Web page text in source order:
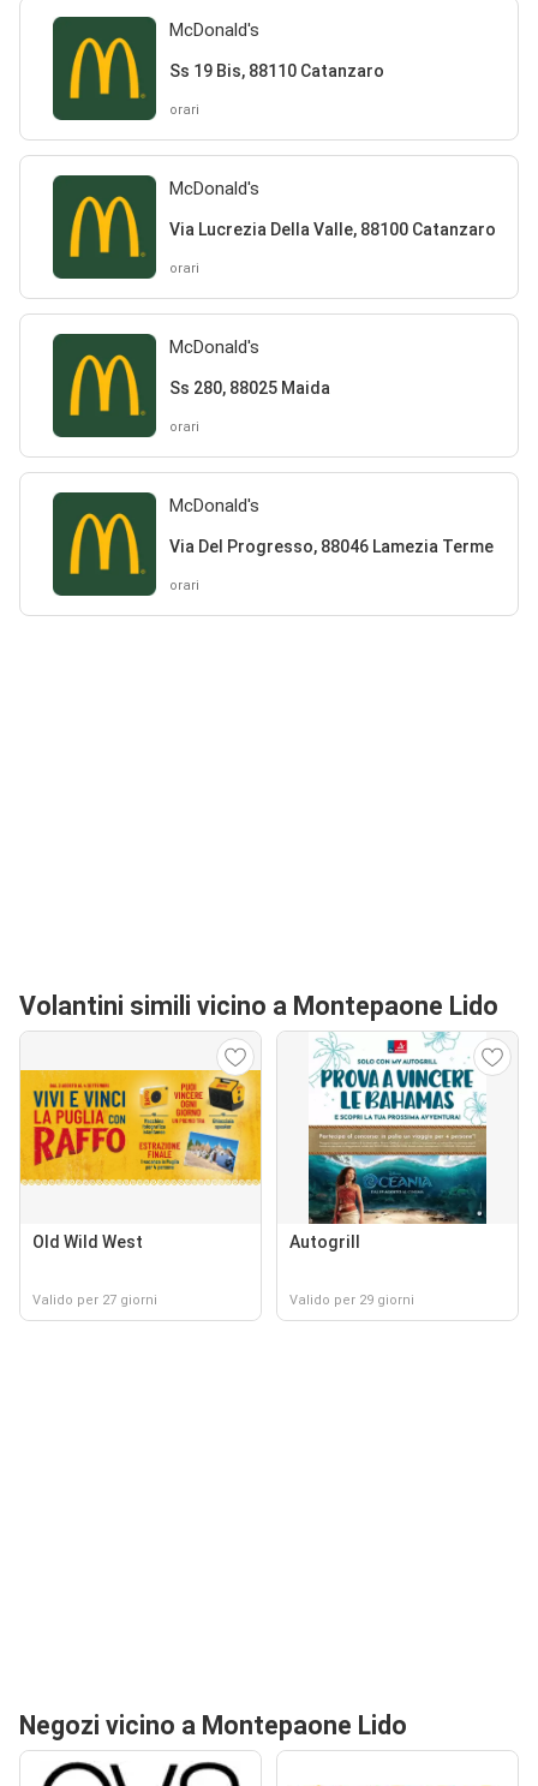
McDonald's
Ss 19 Bis, 88110 Catanzaro
orari
McDonald's
Via Lucrezia Della Valle, 88100 Catanzaro
orari
McDonald's
Ss 280, 88025 Maida
orari
McDonald's
Via Del Progresso, 88046 Lamezia Terme
orari
Volantini simili vicino a Montepaone Lido
Old Wild West
Valido per 27 giorni
Autogrill
Valido per 29 giorni
Negozi vicino a Montepaone Lido